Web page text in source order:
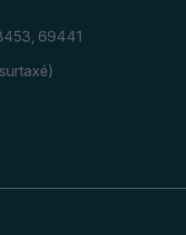
69441